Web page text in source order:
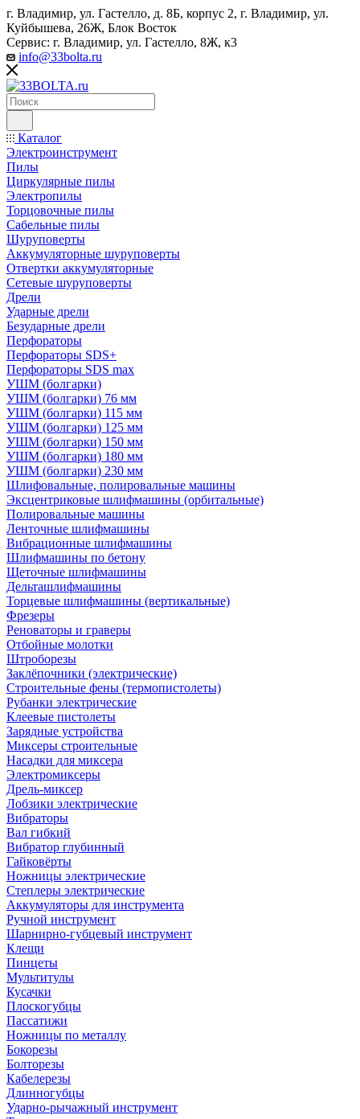
г. Владимир, ул. Гастелло, д. 8Б, корпус 2, г. Владимир, ул. ​
Куйбышева, 26Ж, Блок Восток
Сервис: г. Владимир, ул. Гастелло, 8Ж, к3
info@33bolta.ru
Каталог
Электроинструмент
Пилы
Циркулярные пилы
Электропилы
Торцовочные пилы
Сабельные пилы
Шуруповерты
Аккумуляторные шуруповерты
Отвертки аккумуляторные
Сетевые шуруповерты
Дрели
Ударные дрели
Безударные дрели
Перфораторы
Перфораторы SDS+
Перфораторы SDS max
УШМ (болгарки)
УШМ (болгарки) 76 мм
УШМ (болгарки) 115 мм
УШМ (болгарки) 125 мм
УШМ (болгарки) 150 мм
УШМ (болгарки) 180 мм
УШМ (болгарки) 230 мм
Шлифовальные, полировальные машины
Эксцентриковые шлифмашины (орбитальные)
Полировальные машины
Ленточные шлифмашины
Вибрационные шлифмашины
Шлифмашины по бетону
Щеточные шлифмашины
Дельташлифмашины
Торцевые шлифмашины (вертикальные)
Фрезеры
Реноваторы и граверы
Отбойные молотки
Штроборезы
Заклёпочники (электрические)
Строительные фены (термопистолеты)
Рубанки электрические
Клеевые пистолеты
Зарядные устройства
Миксеры строительные
Насадки для миксера
Электромиксеры
Дрель-миксер
Лобзики электрические
Вибраторы
Вал гибкий
Вибратор глубинный
Гайковёрты
Ножницы электрические
Степлеры электрические
Аккумуляторы для инструмента
Ручной инструмент
Шарнирно-губцевый инструмент
Клещи
Пинцеты
Мультитулы
Кусачки
Плоскогубцы
Пассатижи
Ножницы по металлу
Бокорезы
Болторезы
Кабелерезы
Длинногубцы
Ударно-рычажный инструмент